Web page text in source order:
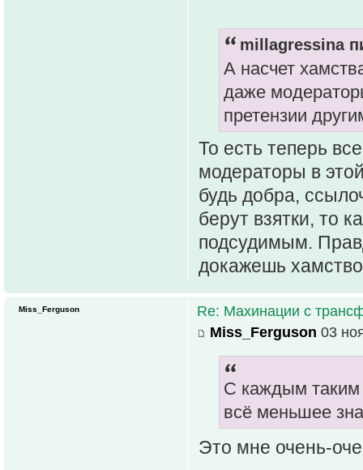
millagressina
А насчет
даже
претензии
То есть теперь
модераторы в
будь добра,
берут взятки, то
подсудимым.
докажешь
Re: Махинации с
Miss_Ferguson 03
С каждым таким
всё меньшее
Это мне очень-
Miss_Ferguson